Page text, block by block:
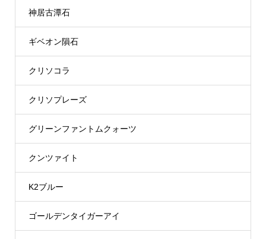
神居古潭石
ギベオン隕石
クリソコラ
クリソプレーズ
グリーンファントムクォーツ
クンツァイト
K2ブルー
ゴールデンタイガーアイ